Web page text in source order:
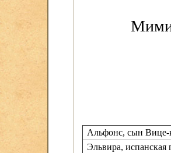
Альфонс, сын Вице-
Эльвира, испанская